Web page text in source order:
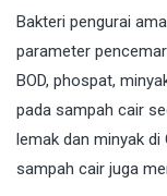
Bakteri pengurai
parameter
BOD, phospat,
pada sampah cair
lemak dan minyak di
sampah cair juga